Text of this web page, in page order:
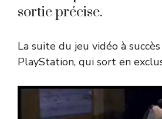
sortie précise.
La suite du jeu vidéo à
PlayStation, qui sort en